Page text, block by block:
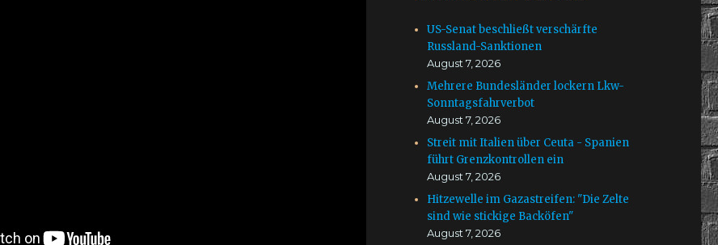
US-Senat beschließt verschärfte
Russland-Sanktionen
August 7, 2026
Mehrere Bundesländer lockern Lkw-
Sonntagsfahrverbot
August 7, 2026
Streit mit Italien über Ceuta - Spanien
führt Grenzkontrollen ein
August 7, 2026
Hitzewelle im Gazastreifen: "Die Zelte
sind wie stickige Backöfen"
August 7, 2026